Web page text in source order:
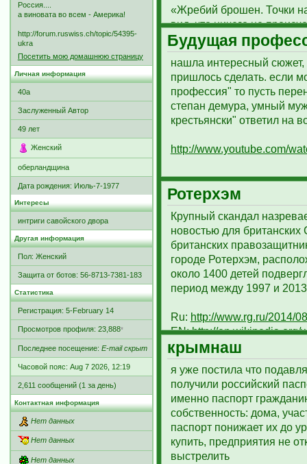
Россия....
а виновата во всем - Америка!
http://forum.ruswiss.ch/topic/54395-
ukra
Посетить мою домашнюю страницу
Личная информация
40a
Заслуженный Автор
49 лет
Женский
оберландщина
Дата рождения: Июль-7-1977
Интересы
интриги савойского двора
Другая информация
Пол: Женский
Защита от ботов: 56-8713-7381-183
Статистика
Регистрация: 5-February 14
Просмотров профиля: 23,888*
Последнее посещение: E-mail скрыт
Часовой пояс: Aug 7 2026, 12:19
2,611 сообщений (1 за день)
Контактная информация
Нет данных
Нет данных
Нет данных
«Жребий брошен. Точки
вид, что ничего не
украинских властях)
Конечно можно это
типа «принуждения к
«интернационального
конвоя». Это уже никого
армия вторглась в
государства», — написал
пытайтесь закрыть глаза
солдаты — агрессоры. Их
И весь мир будет
проклята. И мы вместе с
http://hvylya.net/news/
Будущая
нашла интересный
пришлось сделать. если
профессия" то пусть
степан демура, умный
крестьянски" ответил на
http://www.youtube.com/
Ротерхэм
Крупный скандал
новостью для
британских
городе Ротерхэм,
около 1400 детей
период между 1997 и
Ru: http://www.rg.ru/2014/
EN:http://en.wikipedia.org/
крымнаш
я уже постила что
получили российский
именно паспорт
собственность: дома,
паспорт понижает их до
купить, предприятия не
выстрелить